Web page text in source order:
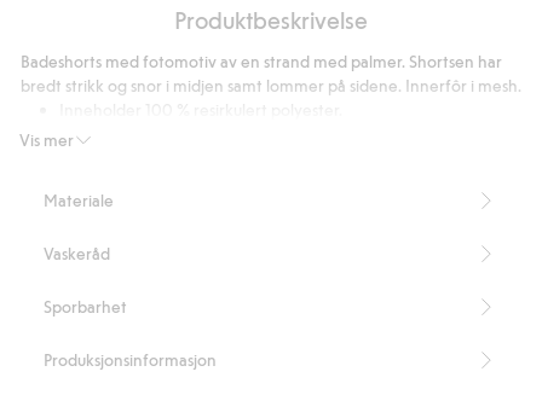
2
stemmer
Produktbeskrivelse
Vis mer
Badeshorts med fotomotiv av en strand med palmer. Shortsen har
bredt strikk og snor i midjen samt lommer på sidene. Innerfôr i mesh.
Artikkelnummer
Materiale
Vaskeråd
Sporbarhet
Produksjonsinformasjon